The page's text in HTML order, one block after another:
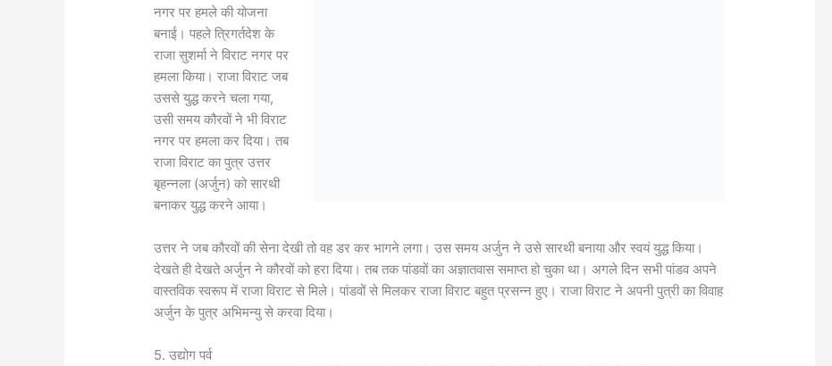
नगर पर हमले की योजना
बनाई। पहले त्रिगर्तदेश के
राजा सुशर्मा ने विराट नगर पर
हमला किया। राजा विराट जब
उससे युद्ध करने चला गया,
उसी समय कौरवों ने भी विराट
नगर पर हमला कर दिया। तब
राजा विराट का पुत्र उत्तर
बृहन्नला (अर्जुन) को सारथी
बनाकर युद्ध करने आया।
उत्तर ने जब कौरवों की सेना देखी तो वह डर कर भागने लगा। उस समय अर्जुन ने उसे सारथी बनाया और स्वयं युद्ध किया।
देखते ही देखते अर्जुन ने कौरवों को हरा दिया। तब तक पांडवों का अज्ञातवास समाप्त हो चुका था। अगले दिन सभी पांडव अपने
वास्तविक स्वरूप में राजा विराट से मिले। पांडवों से मिलकर राजा विराट बहुत प्रसन्न हुए। राजा विराट ने अपनी पुत्री का विवाह
अर्जुन के पुत्र अभिमन्यु से करवा दिया।
5. उद्योग पर्व